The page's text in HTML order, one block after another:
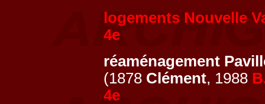
logements Nouvelle
4e
réaménagement
(1878 Clément, 1988
4e